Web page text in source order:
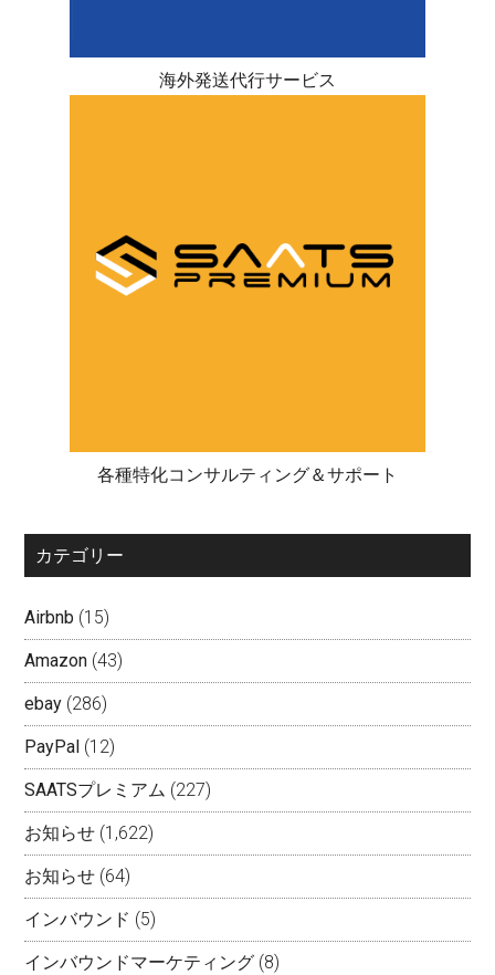
海外発送代行サービス
各種特化コンサルティング＆サポート
カテゴリー
Airbnb (15)
Amazon (43)
ebay (286)
PayPal (12)
SAATSプレミアム (227)
お知らせ (1,622)
お知らせ (64)
インバウンド (5)
インバウンドマーケティング (8)